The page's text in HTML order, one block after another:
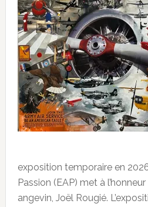
exposition temporaire en
Passion (EAP) met à
angevin, Joël Rougié.